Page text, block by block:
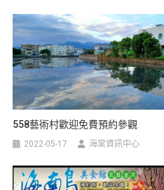
558藝術村歡迎免費預約參觀
2022-05-17 海棠資訊中心